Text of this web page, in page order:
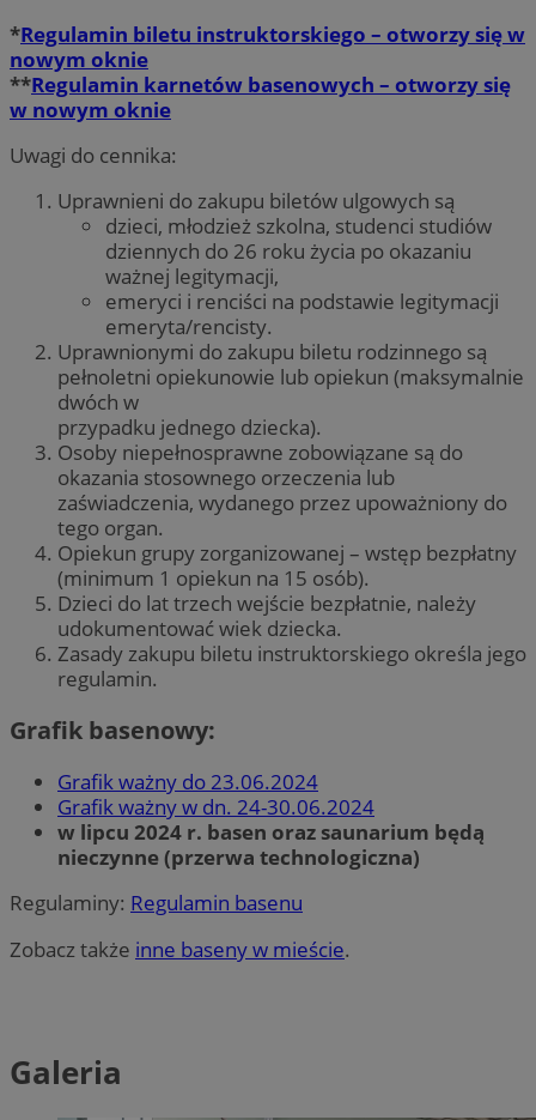
*Regulamin biletu instruktorskiego – otworzy się w
nowym oknie
**Regulamin karnetów basenowych – otworzy się
w nowym oknie
Uwagi do cennika:
Uprawnieni do zakupu biletów ulgowych są
dzieci, młodzież szkolna, studenci studiów
dziennych do 26 roku życia po okazaniu
ważnej legitymacji,
emeryci i renciści na podstawie legitymacji
emeryta/rencisty.
Uprawnionymi do zakupu biletu rodzinnego są
pełnoletni opiekunowie lub opiekun (maksymalnie
dwóch w
przypadku jednego dziecka).
Osoby niepełnosprawne zobowiązane są do
okazania stosownego orzeczenia lub
zaświadczenia, wydanego przez upoważniony do
tego organ.
Opiekun grupy zorganizowanej – wstęp bezpłatny
(minimum 1 opiekun na 15 osób).
Dzieci do lat trzech wejście bezpłatnie, należy
udokumentować wiek dziecka.
Zasady zakupu biletu instruktorskiego określa jego
regulamin.
Grafik basenowy:
Grafik ważny do 23.06.2024
Grafik ważny w dn. 24-30.06.2024
w lipcu 2024 r. basen oraz saunarium będą
nieczynne (przerwa technologiczna)
Regulaminy: Regulamin basenu
Zobacz także inne baseny w mieście.
Galeria